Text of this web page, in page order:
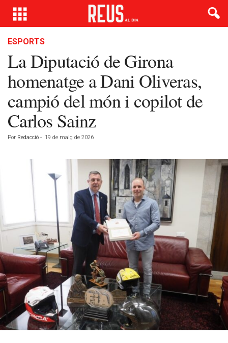
ESPORTS
La Diputació de Girona
homenatge a Dani Oliveras,
campió del món i copilot de
Carlos Sainz
Por Redacció - 19 de maig de 2026